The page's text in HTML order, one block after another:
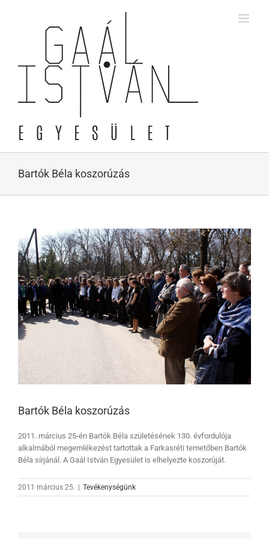
Bartók Béla koszorúzás
View
Larger
Image
Bartók Béla koszorúzás
2011. március 25-én Bartók Béla születésének 130. évfordulója
alkalmából megemlékezést tartottak a Farkasréti temetőben Bartók
Béla sírjánál. A Gaál István Egyesület is elhelyezte koszorúját.
2011 március 25. Tevékenységünk